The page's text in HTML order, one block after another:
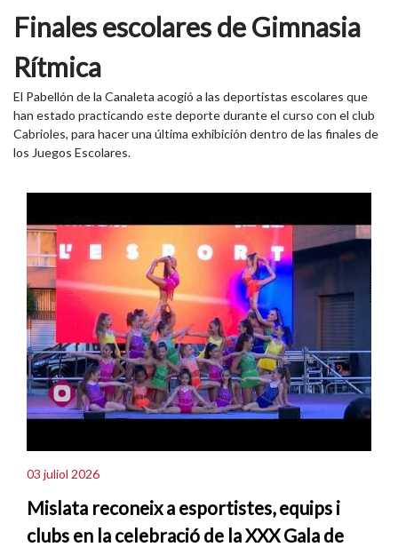
Finales escolares de Gimnasia
Rítmica
El Pabellón de la Canaleta acogió a las deportistas escolares que
han estado practicando este deporte durante el curso con el club
Cabrioles, para hacer una última exhibición dentro de las finales de
los Juegos Escolares.
03 juliol 2026
Mislata reconeix a esportistes, equips i
clubs en la celebració de la XXX Gala de